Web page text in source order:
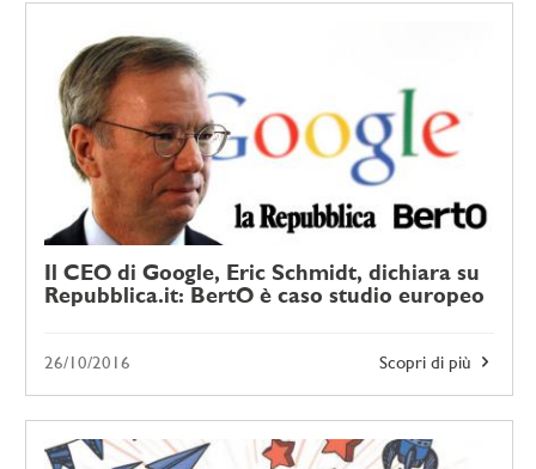
Il CEO di Google, Eric Schmidt, dichiara su
Repubblica.it: BertO è caso studio europeo
Scopri di più
26/10/2016